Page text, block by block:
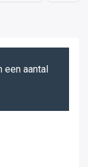
een aantal